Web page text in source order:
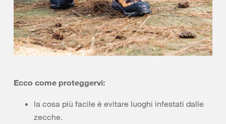
Ecco come proteggervi:
la cosa più facile è evitare luoghi infestati dalle
zecche.